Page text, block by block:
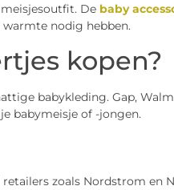
De baby
nodig hebben.
kopen?
babykleding. Gap,
babymeisje of -jongen.
zoals Nordstrom en